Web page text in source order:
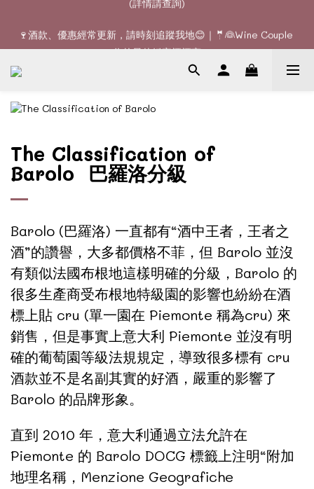
(詳情請查詢)
你的最佳婚宴酒酒商
🚚全單滿$1200或6支可享免費送貨 (香港)｜🆕全新澳門送貨服務
The Classification of
Barolo 巴羅洛分級
Barolo (巴羅洛) 一直都有“酒中王者，王者之
酒”的讚譽，大多都價格不菲，但 Barolo 並沒
有類似法國布根地這樣明確的分級，Barolo 的
很多生產商受布根地特級園的影響也紛紛在酒
標上貼 cru (單一園在 Piemonte 稱為cru) 來
銷售，但是事實上意大利 Piemonte 並沒有明
確的葡萄園等級法規規定，導致很多標有 cru
酒款並不是名副其實的好酒，嚴重的影響了
Barolo 的品牌形象。
直到 2010 年，意大利通過立法允許在
Piemonte 的 Barolo DOCG 標籤上注明“附加
地理名稱，Menzione Geografiche